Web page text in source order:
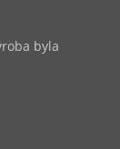
byla